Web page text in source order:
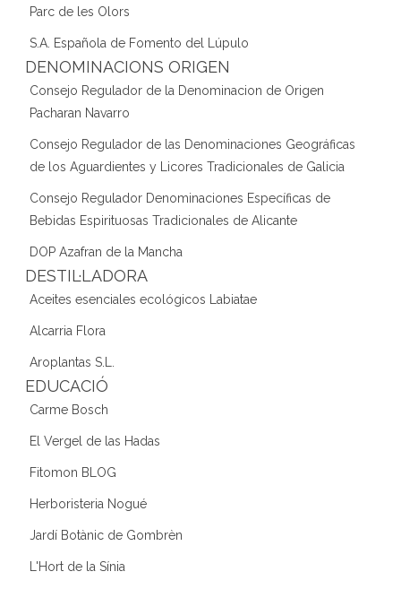
Parc de les Olors
S.A. Española de Fomento del Lúpulo
DENOMINACIONS ORIGEN
Consejo Regulador de la Denominacion de Origen
Pacharan Navarro
Consejo Regulador de las Denominaciones Geográficas
de los Aguardientes y Licores Tradicionales de Galicia
Consejo Regulador Denominaciones Específicas de
Bebidas Espirituosas Tradicionales de Alicante
DOP Azafran de la Mancha
DESTIL·LADORA
Aceites esenciales ecológicos Labiatae
Alcarria Flora
Aroplantas S.L.
EDUCACIÓ
Carme Bosch
El Vergel de las Hadas
Fitomon BLOG
Herboristeria Nogué
Jardí Botànic de Gombrèn
L'Hort de la Sínia